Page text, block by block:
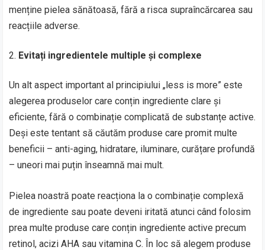
menține pielea sănătoasă, fără a risca supraîncărcarea sau
reacțiile adverse.
Evitați ingredientele multiple și complexe
Un alt aspect important al principiului „less is more” este
alegerea produselor care conțin ingrediente clare și
eficiente, fără o combinație complicată de substanțe active.
Deși este tentant să căutăm produse care promit multe
beneficii – anti-aging, hidratare, iluminare, curățare profundă
– uneori mai puțin înseamnă mai mult.
Pielea noastră poate reacționa la o combinație complexă
de ingrediente sau poate deveni iritată atunci când folosim
prea multe produse care conțin ingrediente active precum
retinol, acizi AHA sau vitamina C. În loc să alegem produse